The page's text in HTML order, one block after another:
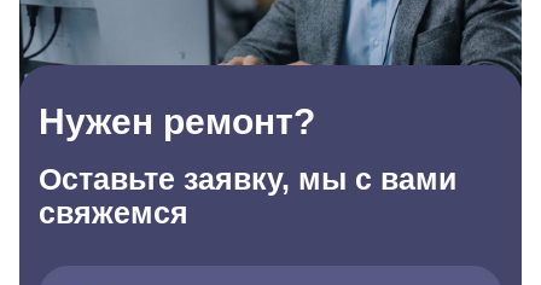
Нужен ремонт?
Оставьте заявку, мы с вами
свяжемся